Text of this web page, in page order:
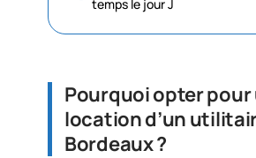
temps le jour J
Pourquoi opter pour
location d’un
Bordeaux ?